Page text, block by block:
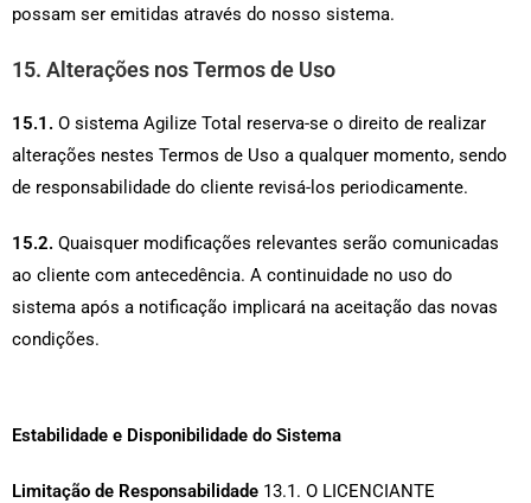
possam ser emitidas através do nosso sistema.
15. Alterações nos Termos de Uso
15.1. O sistema Agilize Total reserva-se o direito de realizar
alterações nestes Termos de Uso a qualquer momento, sendo
de responsabilidade do cliente revisá-los periodicamente.
15.2. Quaisquer modificações relevantes serão comunicadas
ao cliente com antecedência. A continuidade no uso do
sistema após a notificação implicará na aceitação das novas
condições.
Estabilidade e Disponibilidade do Sistema
Limitação de Responsabilidade 13.1. O LICENCIANTE